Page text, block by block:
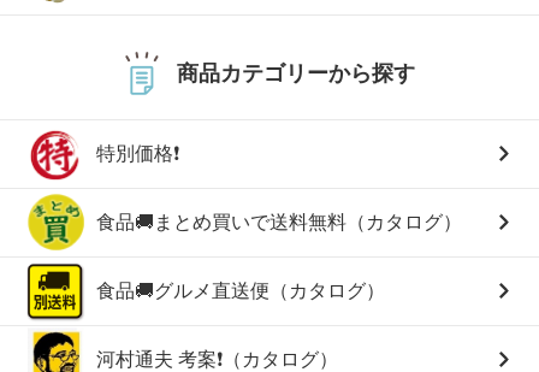
商品カテゴリーから探す
特別価格❗
食品🚚まとめ買いで送料無料（カタログ）
食品🚚グルメ直送便（カタログ）
河村通夫 考案❗（カタログ）